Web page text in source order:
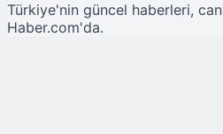
Türkiye'nin güncel haberleri,
Haber.com'da.